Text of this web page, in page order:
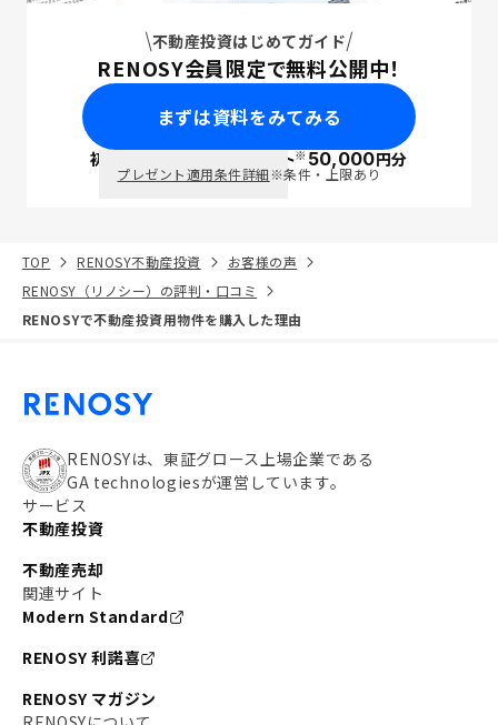
不動産投資はじめてガイド
RENOSY会員限定で無料公開中！
まずは資料をみてみる
初回面談で ポイント※50,000円分
プレゼント適用条件詳細※条件・上限あり
TOP RENOSY不動産投資
お客様の声
RENOSY（リノシー）の評判・口コミ
RENOSYで不動産投資用物件を購入した理由
RENOSYは、東証グロース上場企業である
GA technologiesが運営しています。
サービス
不動産投資
不動産売却
関連サイト
Modern Standard
RENOSY 利諾喜
RENOSY マガジン